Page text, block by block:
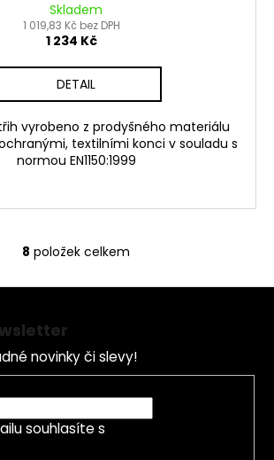
Skladem
1 019,83 Kč bez DPH
1 234 Kč
DETAIL
vyrobeno z prodyšného materiálu
textilními konci v souladu s
normou EN1150:1999
O
v
a
c
í
p
r
8 položek celkem
novinky či slevy!
souhlasíte s